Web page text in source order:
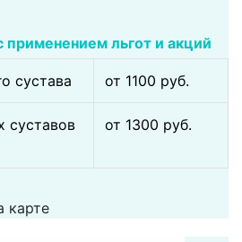
применением льгот и акций
сустава от 1100 pуб.
суставов
от 1300 pуб.
карте